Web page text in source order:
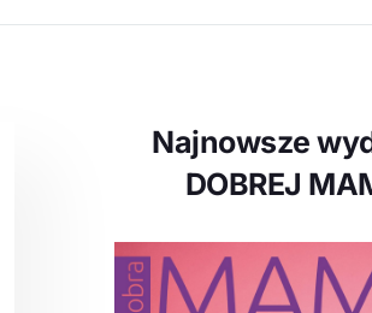
Najnowsze
DOBREJ